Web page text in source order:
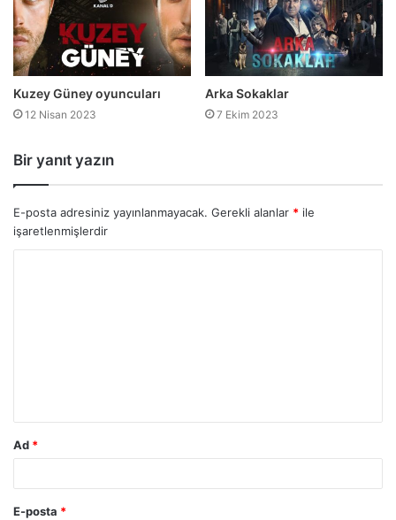
Kuzey Güney oyuncuları
12 Nisan 2023
Arka Sokaklar
7 Ekim 2023
Bir yanıt yazın
E-posta adresiniz yayınlanmayacak. Gerekli alanlar * ile
işaretlenmişlerdir
Ad *
E-posta *